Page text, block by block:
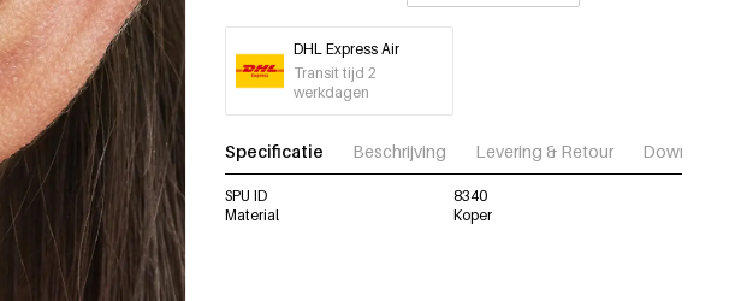
DHL Express Air
Transit tijd 2
werkdagen
Specificatie Beschrijving Levering & Retour Download
SPU ID
8340
Material
Koper